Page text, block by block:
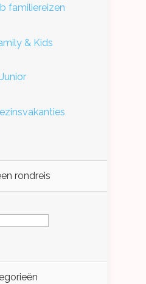
familiereizen
& Kids
rondreis